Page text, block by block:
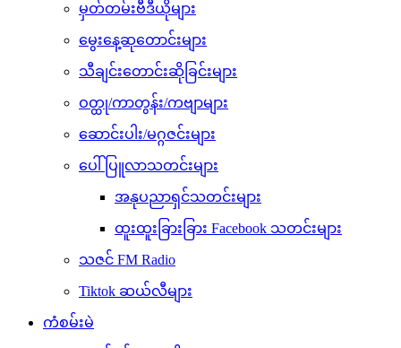
မှတ်တမ်းဗီဒီယိုများ
မွေးနေ့ဆုတောင်းများ
သီချင်းတောင်းဆိုခြင်းများ
ဝတ္ထု/ကာတွန်း/ကဗျာများ
ဆောင်းပါး/မဂ္ဂဇင်းများ
ပေါ်ပြူလာသတင်းများ
အနုပညာရှင်သတင်းများ
ထူးထူးခြားခြား Facebook သတင်းများ
သဇင် FM Radio
Tiktok ဆယ်လီများ
ကံစမ်းမဲ